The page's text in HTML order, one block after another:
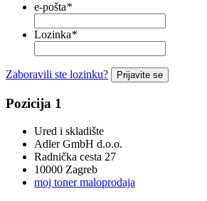
e-pošta*
Lozinka*
Zaboravili ste lozinku? Prijavite se
Pozicija 1
Ured i skladište
Adler GmbH d.o.o.
Radnička cesta 27
10000 Zagreb
moj toner maloprodaja